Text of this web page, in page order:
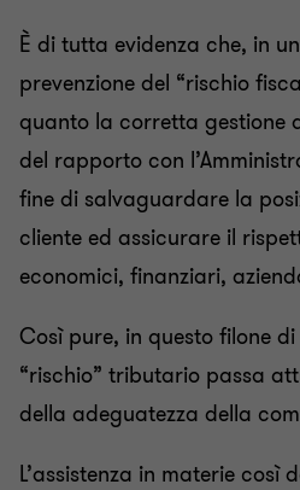
È di tutta evidenza che, in
prevenzione del “rischio
quanto la corretta gestione
del rapporto con
fine di salvaguardare la
cliente ed assicurare il
economici, finanziari,
Così pure, in questo filone
“rischio” tributario passa
della adeguatezza della
L’assistenza in materie così